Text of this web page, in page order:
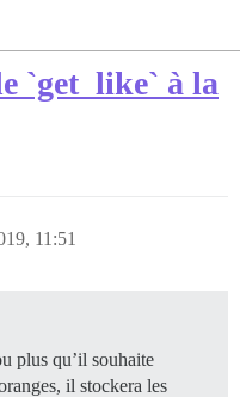
`get_like` à la
11:51
plus qu’il souhaite
il stockera les